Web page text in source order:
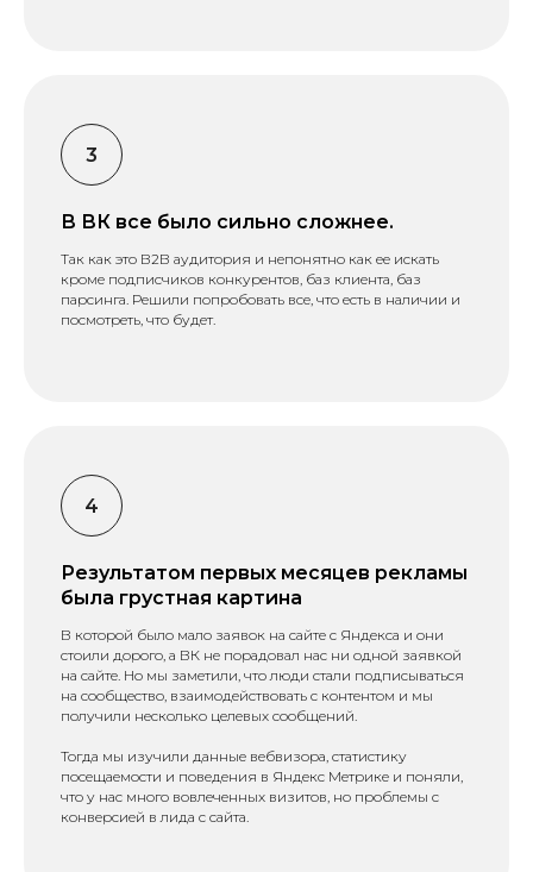
В ВК все было сильно сложнее.
Так как это В2В аудитория и непонятно как ее искать
кроме подписчиков конкурентов, баз клиента, баз
парсинга. Решили попробовать все, что есть в наличии и
посмотреть, что будет.
Результатом первых месяцев рекламы
была грустная картина
В которой было мало заявок на сайте с Яндекса и они
стоили дорого, а ВК не порадовал нас ни одной заявкой
на сайте. Но мы заметили, что люди стали подписываться
на сообщество, взаимодействовать с контентом и мы
получили несколько целевых сообщений.
Тогда мы изучили данные вебвизора, статистику
посещаемости и поведения в Яндекс Метрике и поняли,
что у нас много вовлеченных визитов, но проблемы с
конверсией в лида с сайта.